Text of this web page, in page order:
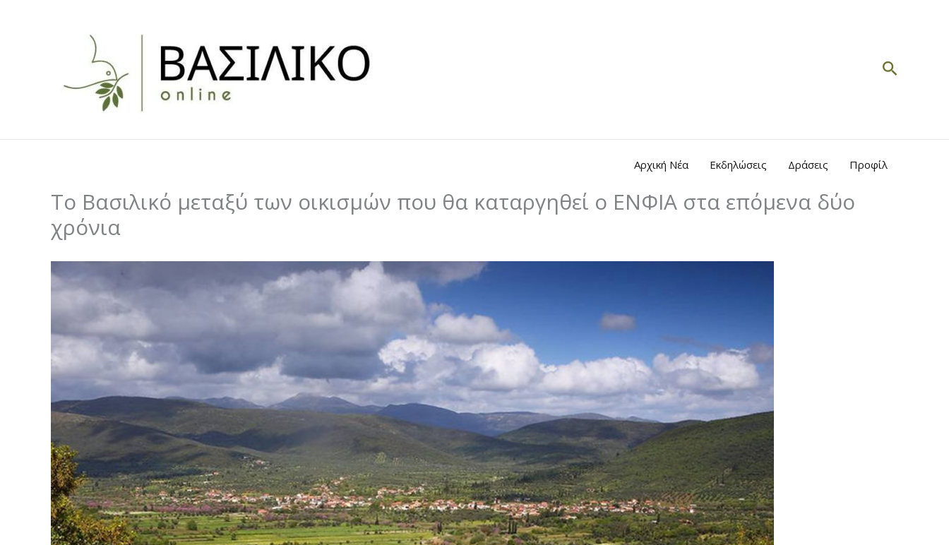
Search
Αρχική Νέα Εκδηλώσεις Δράσεις Προφίλ
Το Βασιλικό μεταξύ των οικισμών που θα καταργηθεί ο ΕΝΦΙΑ στα επόμενα δύο
χρόνια